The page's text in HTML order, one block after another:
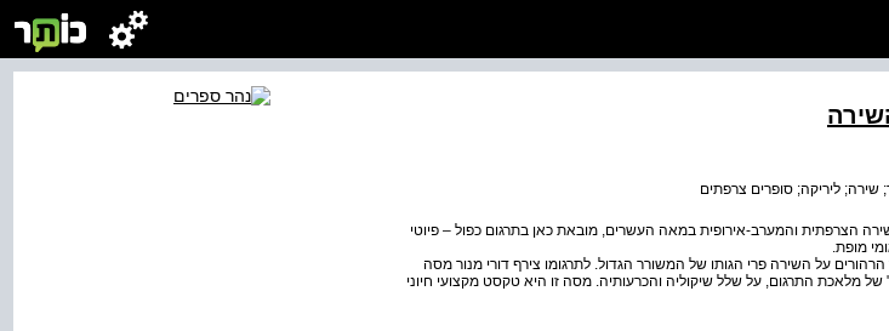
שירה; ליריקה; סופרים צרפתים
הצרפתית והמערב-אירופית במאה העשרים, מובאת כאן בתרגום כפול – פיוטי
מופת.
על השירה פרי הגותו של המשורר הגדול. לתרגומו צירף דורי מנור מסה
התרגום, על שלל שיקוליה והכרעותיה. מסה זו היא טקסט מקצועי חיוני